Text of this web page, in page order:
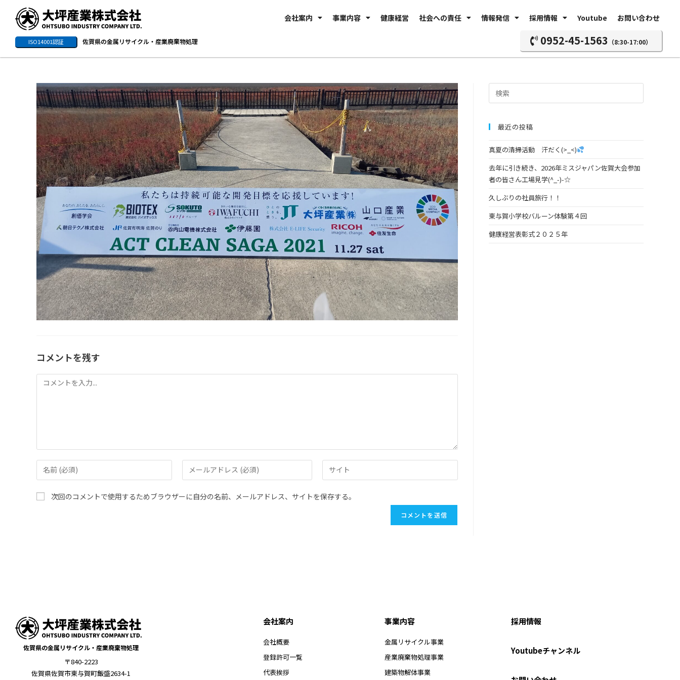
会社案内 事業内容 健康経営 社会への責任 情報発信 採用情報 Youtube お問い合わせ
ISO14001認証 佐賀県の金属リサイクル・産業廃棄物処理 0952-45-1563 （8:30-17:00）
コメントを残す
次回のコメントで使用するためブラウザーに自分の名前、メールアドレス、サイトを保存する。
最近の投稿
真夏の清掃活動 汗だく(>_<)
去年に引き続き、2026年ミスジャパン佐賀大会参加
者の皆さん工場見学(^_-)-☆
久しぶりの社員旅行！！
東与賀小学校バルーン体験第４回
健康経営表彰式２０２５年
佐賀県の金属リサイクル・産業廃棄物処理
〒840-2223
佐賀県佐賀市東与賀町飯盛2634-1
会社案内
会社概要
登録許可一覧
代表挨拶
事業内容
金属リサイクル事業
産業廃棄物処理事業
建築物解体事業
採用情報
Youtubeチャンネル